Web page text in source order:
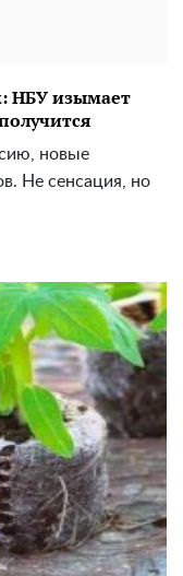
НБУ изымает
новые
Не сенсация, но